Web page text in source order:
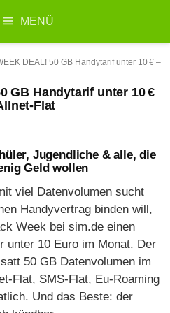
MENÜ
nach:
DEAL! 50 GB Handytarif unter 10 € –
GB Handytarif unter 10 €
Flat
Jugendliche & alle, die
Geld wollen
viel Datenvolumen sucht
Handyvertrag binden will,
Week bei sim.de einen
unter 10 Euro im Monat. Der
50 GB Datenvolumen im
Flat, SMS-Flat, Eu-Roaming
Und das Beste: der